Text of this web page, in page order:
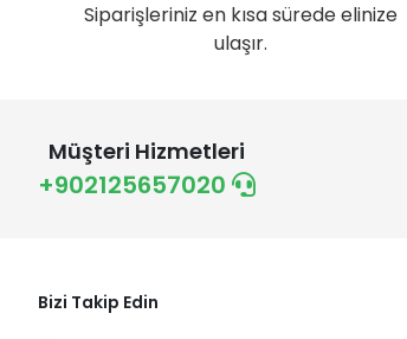
Siparişleriniz en kısa sürede elinize
ulaşır.
Müşteri Hizmetleri
+902125657020
Bizi Takip Edin